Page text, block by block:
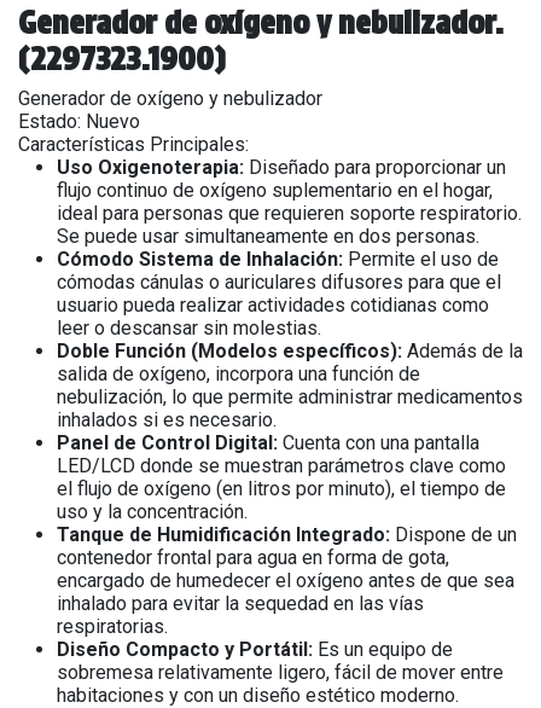
Generador de oxígeno y nebulizador.
(2297323.1900)
Generador de oxígeno y nebulizador
Estado: Nuevo
Características Principales:
Uso Oxigenoterapia: Diseñado para proporcionar un
flujo continuo de oxígeno suplementario en el hogar,
ideal para personas que requieren soporte respiratorio.
Se puede usar simultaneamente en dos personas.
Cómodo Sistema de Inhalación: Permite el uso de
cómodas cánulas o auriculares difusores para que el
usuario pueda realizar actividades cotidianas como
leer o descansar sin molestias.
Doble Función (Modelos específicos): Además de la
salida de oxígeno, incorpora una función de
nebulización, lo que permite administrar medicamentos
inhalados si es necesario.
Panel de Control Digital: Cuenta con una pantalla
LED/LCD donde se muestran parámetros clave como
el flujo de oxígeno (en litros por minuto), el tiempo de
uso y la concentración.
Tanque de Humidificación Integrado: Dispone de un
contenedor frontal para agua en forma de gota,
encargado de humedecer el oxígeno antes de que sea
inhalado para evitar la sequedad en las vías
respiratorias.
Diseño Compacto y Portátil: Es un equipo de
sobremesa relativamente ligero, fácil de mover entre
habitaciones y con un diseño estético moderno.